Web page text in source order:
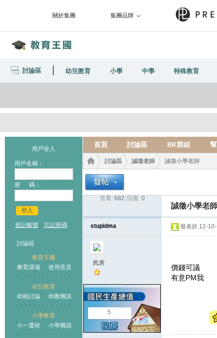
關於集團 集團品牌
討論區 幼兒教育 小學 中學 特殊教育
用戶登入
用戶名稱：
密 碼：
登入
登記帳號 忘記密碼
討論區
教育王國
教育講場
使用意見
幼兒教育
幼校討論
幼教雜談
小學教育
小一選校
小學雜談
首頁 討論區 BK群組
王國
討論區
›
誠徵老師 誠徵小學老師
查看: 682 回覆: 0
誠徵小學老師
stupidma
民房
5
發表於 12-
價錢可議
有意PM我